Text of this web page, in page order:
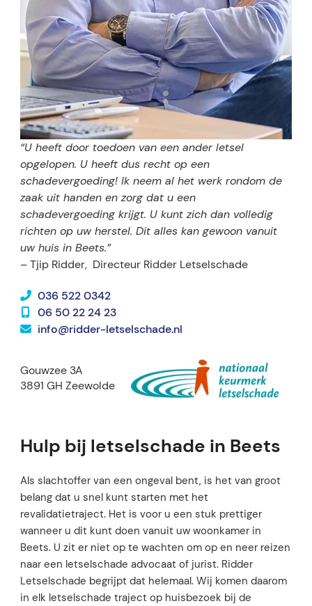
“U heeft door toedoen van een ander letsel
opgelopen. U heeft dus recht op een
schadevergoeding! Ik neem al het werk rondom de
zaak uit handen en zorg dat u een
schadevergoeding krijgt. U kunt zich dan volledig
richten op uw herstel. Dit alles kan gewoon vanuit
uw huis in Beets.”
– Tjip Ridder, Directeur Ridder Letselschade
036 522 0342
06 50 22 24 23
info@ridder-letselschade.nl
Gouwzee 3A
3891 GH Zeewolde
Hulp bij letselschade in Beets
Als slachtoffer van een ongeval bent, is het van groot
belang dat u snel kunt starten met het
revalidatietraject. Het is voor u een stuk prettiger
wanneer u dit kunt doen vanuit uw woonkamer in
Beets. U zit er niet op te wachten om op en neer reizen
naar een letselschade advocaat of jurist. Ridder
Letselschade begrijpt dat helemaal. Wij komen daarom
in elk letselschade traject op huisbezoek bij de